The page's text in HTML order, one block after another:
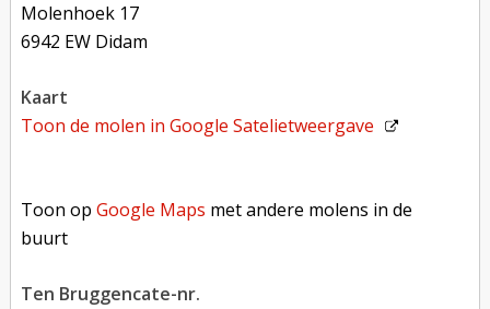
Molenhoek 17
6942 EW Didam
kaart
Toon de molen inGoogle Satelietweergave
Toon opGoogle Maps met andere molens in de
buurt
Ten Bruggencate-nr.